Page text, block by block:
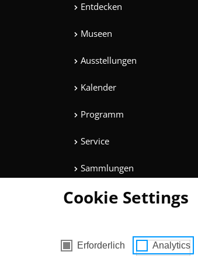
Entdecken
Museen
Ausstellungen
Kalender
Programm
Service
Sammlungen
Magazine
Unterhaltung
Cookie Settings
mit Zustimmung
Erforderlich Analytics